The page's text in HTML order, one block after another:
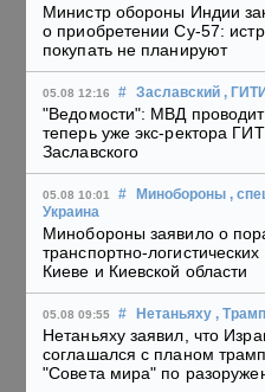
Министр обороны Индии
о приобретении Су-57:
покупать не планируют
05.08 12:16 # Заславский ,
"Ведомости": МВД проводит
теперь уже экс-ректора
Заславского
05.08 10:01 # Минобороны ,
Украина
Минобороны заявило о
транспортно-
Киеве и Киевской области
05.08 09:55 # Нетаньяху , Трамп
Нетаньяху заявил, что
соглашался с планом
"Совета мира" по